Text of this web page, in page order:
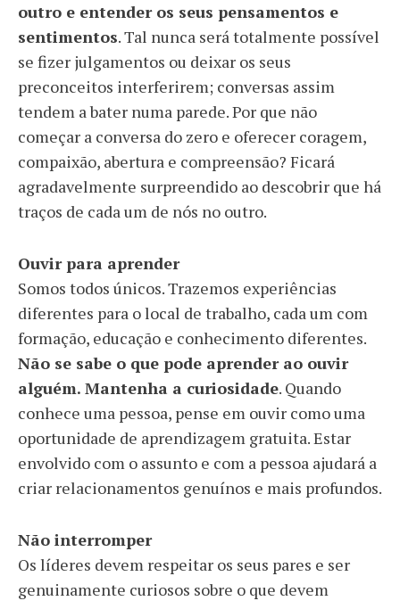
outro e entender os seus pensamentos e
sentimentos. Tal nunca será totalmente possível
se fizer julgamentos ou deixar os seus
preconceitos interferirem; conversas assim
tendem a bater numa parede. Por que não
começar a conversa do zero e oferecer coragem,
compaixão, abertura e compreensão? Ficará
agradavelmente surpreendido ao descobrir que há
traços de cada um de nós no outro.
Ouvir para aprender
Somos todos únicos. Trazemos experiências
diferentes para o local de trabalho, cada um com
formação, educação e conhecimento diferentes.
Não se sabe o que pode aprender ao ouvir
alguém. Mantenha a curiosidade. Quando
conhece uma pessoa, pense em ouvir como uma
oportunidade de aprendizagem gratuita. Estar
envolvido com o assunto e com a pessoa ajudará a
criar relacionamentos genuínos e mais profundos.
Não interromper
Os líderes devem respeitar os seus pares e ser
genuinamente curiosos sobre o que devem